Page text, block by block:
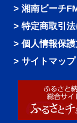
湘南ビーチ
特定商取引
個人情報保
サイトマップ